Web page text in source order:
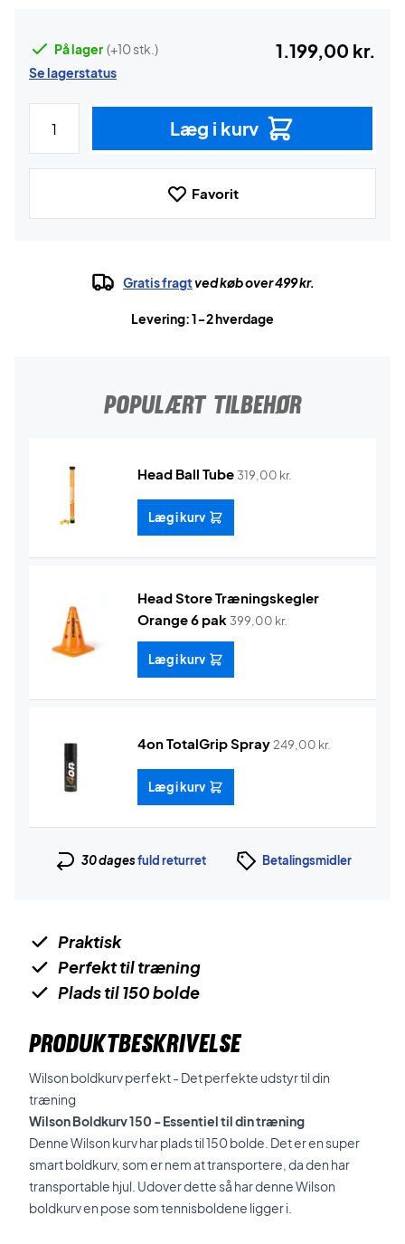
På lager (+10 stk.)
Se lagerstatus
1.199,00 kr.
Læg i kurv
Favorit
Gratis fragtved køb over 499 kr.
Levering: 1-2 hverdage
POPULÆRT TILBEHØR
Head Ball Tube 319,00 kr.
Læg i kurv
Head Store Træningskegler
Orange 6 pak 399,00 kr.
Læg i kurv
4on TotalGrip Spray 249,00 kr.
Læg i kurv
30 dagesfuld returret Betalingsmidler
Praktisk
Perfekt til træning
Plads til 150 bolde
PRODUKTBESKRIVELSE
Wilson boldkurv perfekt - Det perfekte udstyr til din
træning
Wilson Boldkurv 150 - Essentiel til din træning
Denne Wilson kurv har plads til 150 bolde. Det er en super
smart boldkurv, som er nem at transportere, da den har
transportable hjul. Udover dette så har denne Wilson
boldkurv en pose som tennisboldene ligger i.